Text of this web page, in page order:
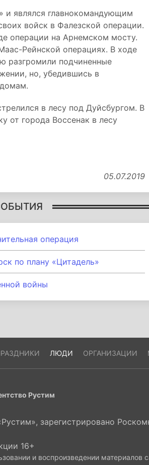
и являлся главнокомандующим
войск в Фалезской операции.
операции на Арнемском мосту.
Рейнской операциях. В ходе
разгромили подчиненные
но, убедившись в
в лесу под Дуйсбургом. В
от города Воссенак в лесу
05.07.2019
операция
по плану «Цитадель»
войны
ЛЮДИ ОРГАНИЗАЦИИ
Рустим
зарегистрировано
16+
и воспроизведении материалов